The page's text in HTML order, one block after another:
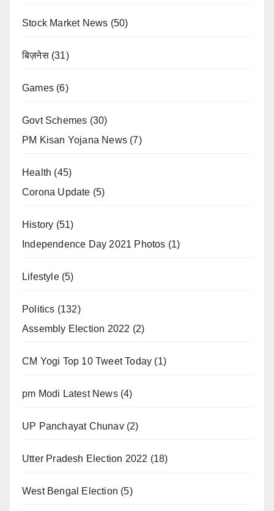
Stock Market News (50)
बिज़नेस(31)
Games (6)
Govt Schemes (30)
PM Kisan Yojana News (7)
Health (45)
Corona Update (5)
History (51)
Independence Day 2021 Photos (1)
Lifestyle(5)
Politics (132)
Assembly Election 2022 (2)
CM Yogi Top 10 Tweet Today (1)
pm Modi Latest News(4)
UP Panchayat Chunav(2)
Utter Pradesh Election 2022 (18)
West Bengal Election (5)